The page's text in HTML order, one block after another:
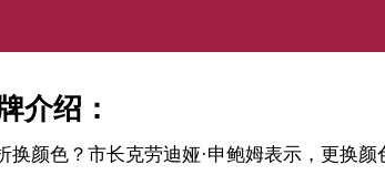
介绍：
换颜色？市长克劳迪娅·申鲍姆表示，更换